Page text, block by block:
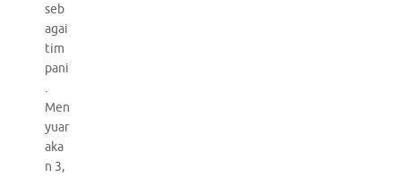
seb
agai
tim
pani
.
Men
yuar
aka
n 3,